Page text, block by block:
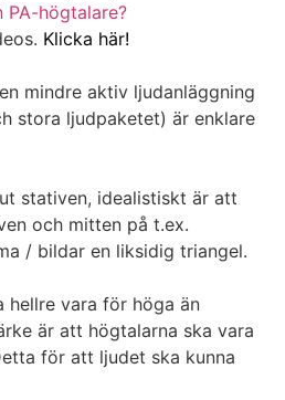
PA-högtalare?
Klicka här!
mindre aktiv ljudanläggning
stora ljudpaketet) är enklare
stativen, idealistiskt är att
och mitten på t.ex.
/ bildar en liksidig triangel.
hellre vara för höga än
är att högtalarna ska vara
för att ljudet ska kunna